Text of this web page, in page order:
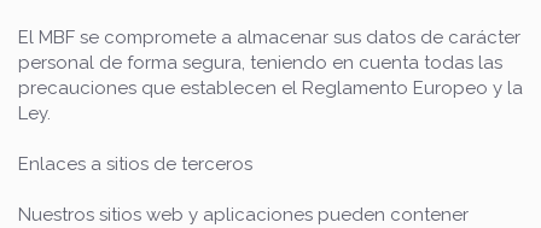
El MBF se compromete a almacenar sus datos de carácter
personal de forma segura, teniendo en cuenta todas las
precauciones que establecen el Reglamento Europeo y la
Ley.
Enlaces a sitios de terceros
Nuestros sitios web y aplicaciones pueden contener